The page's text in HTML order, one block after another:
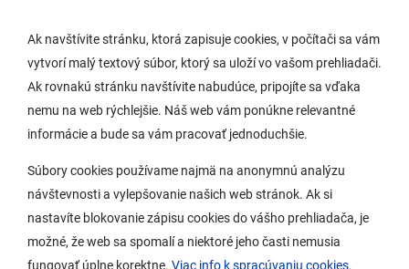
Ak navštívite stránku, ktorá zapisuje cookies, v počítači sa vám
vytvorí malý textový súbor, ktorý sa uloží vo vašom prehliadači.
Ak rovnakú stránku navštívite nabudúce, pripojíte sa vďaka
nemu na web rýchlejšie. Náš web vám ponúkne relevantné
informácie a bude sa vám pracovať jednoduchšie.
Súbory cookies používame najmä na anonymnú analýzu
návštevnosti a vylepšovanie našich web stránok. Ak si
nastavíte blokovanie zápisu cookies do vášho prehliadača, je
možné, že web sa spomalí a niektoré jeho časti nemusia
fungovať úplne korektne. Viac info k spracúvaniu cookies.
Potrebujem vybaviť
Samospráva
O Lamači
Mobilná aplikácia